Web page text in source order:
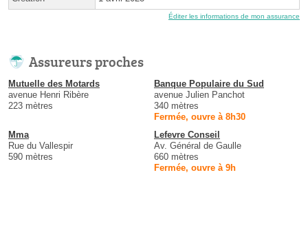
Éditer les informations de mon assurance
Assureurs proches
Mutuelle des Motards
avenue Henri Ribère
223 mètres
Banque Populaire du Sud
avenue Julien Panchot
340 mètres
Fermée, ouvre à 8h30
Mma
Rue du Vallespir
590 mètres
Lefevre Conseil
Av. Général de Gaulle
660 mètres
Fermée, ouvre à 9h